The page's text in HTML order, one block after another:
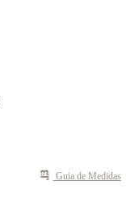
Guia de Medidas